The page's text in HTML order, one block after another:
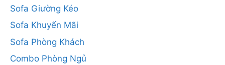
Sofa Giường Kéo
Sofa Khuyến Mãi
Sofa Phòng Khách
Combo Phòng Ngủ